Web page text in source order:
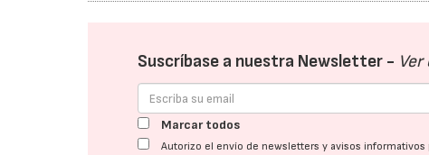
Suscríbase a nuestra Newsletter -
Marcar todos
Autorizo el envío de newsletters y avisos